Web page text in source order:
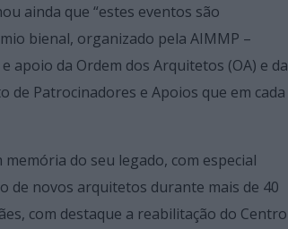
ainda que “estes eventos são
bienal, organizado pela AIMMP –
apoio da Ordem dos Arquitetos (OA) e da
de Patrocinadores e Apoios que em cada
do seu legado, com especial
de novos arquitetos durante mais de 40
com destaque a reabilitação do Centro